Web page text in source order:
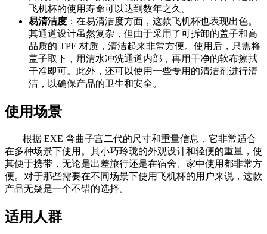
飞机杯的使用寿命可以达到数年之久。
易清洁度 ：在易清洁度方面，这款飞机杯也表现出色。
其通道设计虽然复杂，但由于采用了可拆卸的盖子和高
品质的 TPE 材质，清洁起来非常方便。使用后，只需将
盖子取下，用清水冲洗通道内部，再用干净的软布擦拭
干净即可。此外，还可以使用一些专用的清洁剂进行清
洁，以确保产品的卫生和安全。
使用场景
根据 EXE 弯曲子宫二代的尺寸和重量信息，它非常适合
在多种场景下使用。其小巧玲珑的外观设计和轻便的重量，使
其便于携带，无论是出差旅行还是在宿舍、家中使用都非常方
便。对于那些需要在不同场景下使用飞机杯的用户来说，这款
产品无疑是一个不错的选择。
适用人群